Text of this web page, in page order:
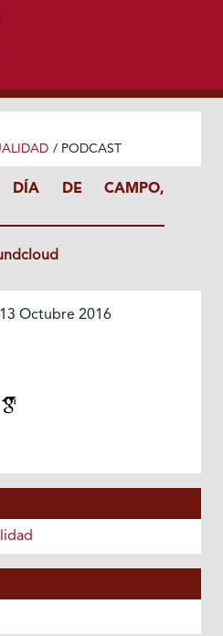
/ PODCAST
DÍA DE CAMPO,
Octubre 2016